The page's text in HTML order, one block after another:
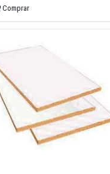
Comprar